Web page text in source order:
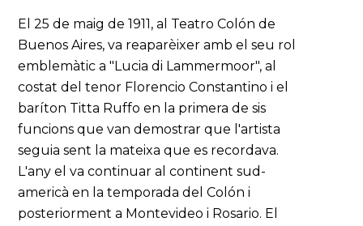
El 25 de maig de 1911, al Teatro Colón de
Buenos Aires, va reaparèixer amb el seu rol
emblemàtic a "Lucia di Lammermoor", al
costat del tenor Florencio Constantino i el
baríton Titta Ruffo en la primera de sis
funcions que van demostrar que l'artista
seguia sent la mateixa que es recordava.
L'any el va continuar al continent sud-
americà en la temporada del Colón i
posteriorment a Montevideo i Rosario. El